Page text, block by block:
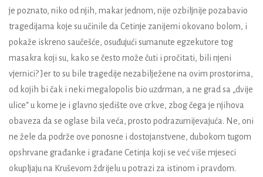
je poznato, niko od njih, makar jednom, nije ozbiljnije pozabavio
tragedijama koje su učinile da Cetinje zanijemi okovano bolom, i
pokaže iskreno saučešće, osuđujući sumanute egzekutore tog
masakra koji su, kako se često može čuti i pročitati, bili njeni
vjernici? Jer to su bile tragedije nezabilježene na ovim prostorima,
od kojih bi čak i neki megalopolis bio uzdrman, a ne grad sa „dvije
ulice“ u kome je i glavno sjedište ove crkve, zbog čega je njihova
obaveza da se oglase bila veća, prosto podrazumijevajuća. Ne, oni
ne žele da podrže ove ponosne i dostojanstvene, dubokom tugom
opshrvane građanke i građane Cetinja koji se već više mjeseci
okupljaju na Kruševom ždrijelu u potrazi za istinom i pravdom.